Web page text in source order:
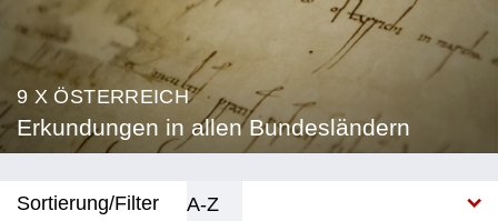
9 X ÖSTERREICH
Erkundungen in allen Bundesländern
Sortierung/Filter
A-Z